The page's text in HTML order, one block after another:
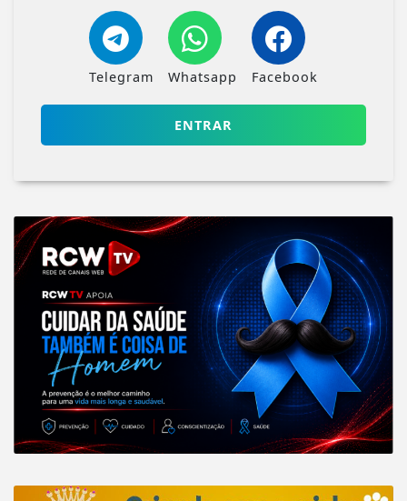
Telegram Whatsapp Facebook
ENTRAR